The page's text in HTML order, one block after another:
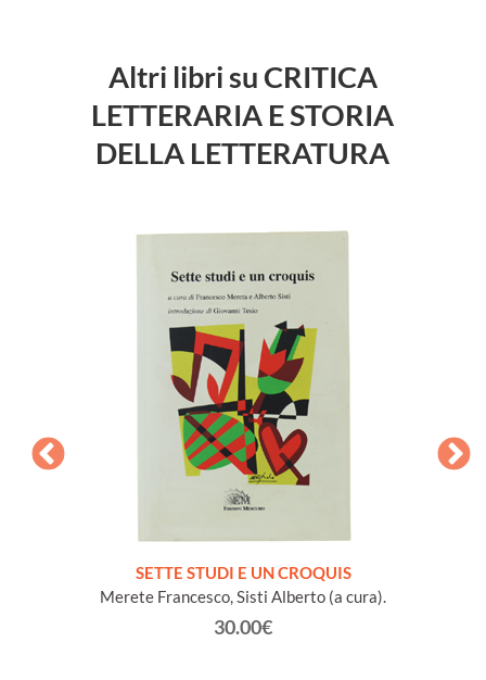
Altri libri su CRITICA
LETTERARIA E STORIA
DELLA LETTERATURA
SETTE STUDI E UN CROQUIS
Merete Francesco, Sisti Alberto (a cura).
30.00€